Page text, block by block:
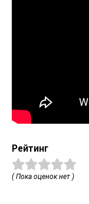
Рейтинг
( Пока оценок нет )